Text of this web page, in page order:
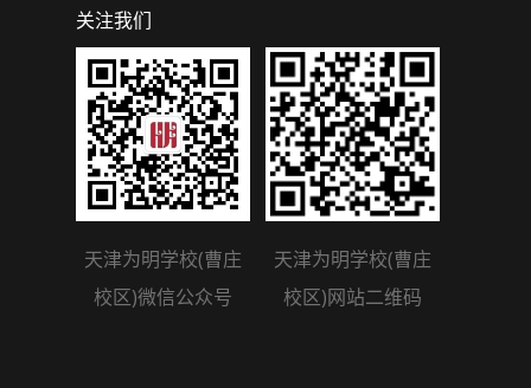
关注我们
天津为明学校(曹庄
校区)微信公众号
天津为明学校(曹庄
校区)网站二维码